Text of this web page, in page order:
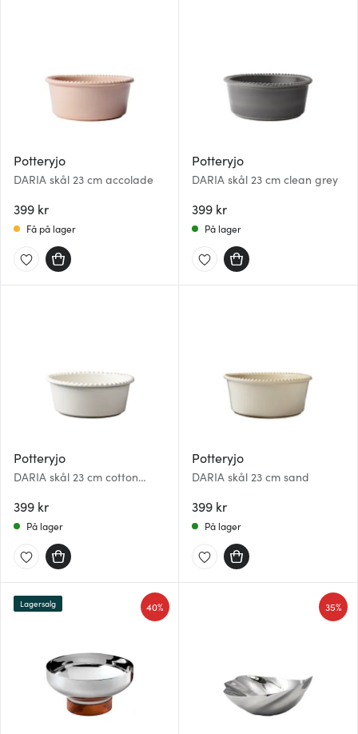
Potteryjo
DARIA skål 23 cm accolade
399 kr
Få på lager
Potteryjo
DARIA skål 23 cm clean grey
399 kr
På lager
Potteryjo
DARIA skål 23 cm cotton
399 kr
På lager
Potteryjo
DARIA skål 23 cm sand
399 kr
På lager
40%
Lagersalg 35%